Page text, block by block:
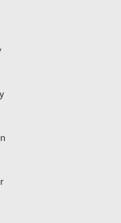
portada egiten.